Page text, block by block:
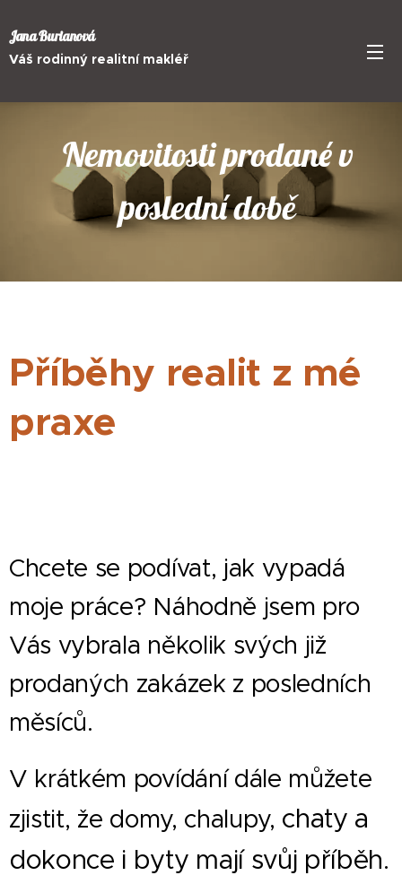
Jana Burianová
Váš rodinný realitní makléř
Nemovitosti prodané v
poslední době
Příběhy realit z mé
praxe
Chcete se podívat, jak vypadá
moje práce? Náhodně jsem pro
Vás vybrala několik svých již
prodaných zakázek z posledních
měsíců.
V krátkém povídání dále můžete
zjistit, že domy, chalupy, chaty a
dokonce i byty mají svůj příběh.